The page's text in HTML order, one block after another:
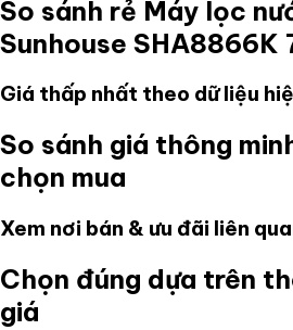
So sánh rẻ Máy lọc
Sunhouse SHA8866K
Giá thấp nhất theo dữ liệu
So sánh giá thông
chọn mua
Xem nơi bán & ưu đãi liên
Chọn đúng dựa trên
giá